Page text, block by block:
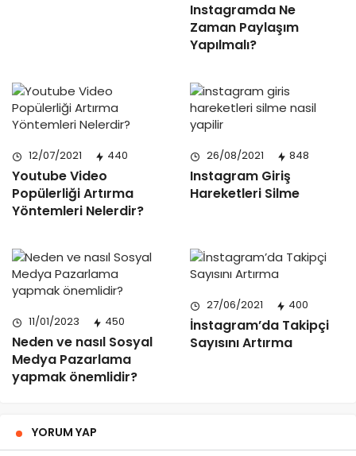
Instagramda Ne
Zaman Paylaşım
Yapılmalı?
12/07/2021 440
Youtube Video
Popülerliği Artırma
Yöntemleri Nelerdir?
26/08/2021 848
Instagram Giriş
Hareketleri Silme
11/01/2023 450
Neden ve nasıl Sosyal
Medya Pazarlama
yapmak önemlidir?
27/06/2021 400
İnstagram’da Takipçi
Sayısını Artırma
YORUM YAP